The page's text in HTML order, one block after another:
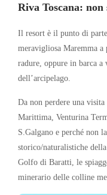
Riva Toscana: non
Il resort è il punto di
meravigliosa Maremma
radure, oppure in barca
dell’arcipelago.
Da non perdere una
Marittima, Venturina
S.Galgano e perché non
storico/naturalistiche
Golfo di Baratti, le
minerario delle colline